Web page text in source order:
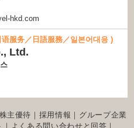
hkd.com
服务／日語服務／일본어대응 )
Ltd.
株主優待 ｜ 採用情報 ｜ グループ企業
｜ よくある問い合わせと回答 ｜